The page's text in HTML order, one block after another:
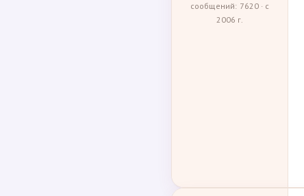
сообщений: 7620 · с
2006 г.